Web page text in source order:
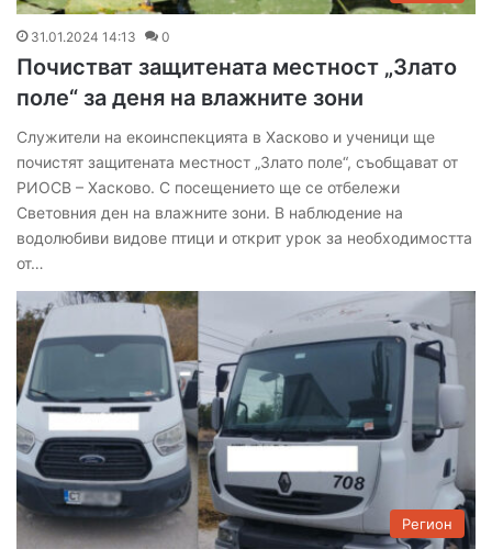
31.01.2024 14:13 0
Почистват защитената местност „Злато
поле“ за деня на влажните зони
Служители на екоинспекцията в Хасково и ученици ще
почистят защитената местност „Злато поле“, съобщават от
РИОСВ – Хасково. С посещението ще се отбележи
Световния ден на влажните зони. В наблюдение на
водолюбиви видове птици и открит урок за необходимостта
от…
Регион